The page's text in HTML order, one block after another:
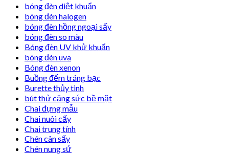
bóng đèn diệt khuẩn
bóng đèn halogen
bóng đèn hồng ngoại sấy
bóng đèn so màu
Bóng đèn UV khử khuẩn
bóng đèn uva
Bóng đèn xenon
Buồng đếm tráng bạc
Burette thủy tinh
bút thử căng sức bề mặt
Chai đựng mẫu
Chai nuôi cấy
Chai trung tính
Chén cân sấy
Chén nung sứ